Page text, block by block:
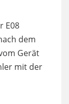
E08
dem
Gerät
mit der